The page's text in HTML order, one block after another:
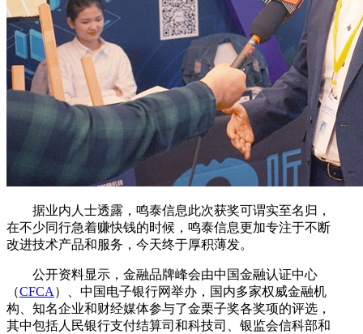
据业内人士透露，鸣泰信息此次获奖可谓实至名归，
在不少同行急着赚快钱的时候，鸣泰信息更加专注于不断
改进技术产品和服务，今天终于厚积薄发。
公开资料显示，金融品牌峰会由中国金融认证中心
（CFCA ）、中国电子银行网举办，国内多家权威金融机
构、知名企业和财经媒体参与了金栗子奖各奖项的评选，
其中包括人民银行支付结算司和科技司、银监会信科部和